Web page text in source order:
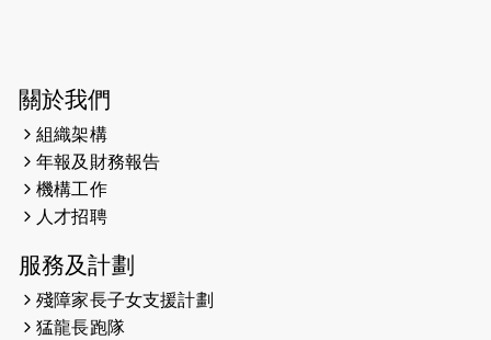
2026-05-28
2026-05-22
2026-05-21
2026-05-14
（19:00開始）
關於我們
組織架構
年報及財務報告
機構工作
人才招聘
服務及計劃
殘障家長子女支援計劃
猛龍長跑隊